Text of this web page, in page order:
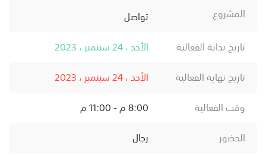
المشروع
تواصل
تاريخ بداية الفعالية
الأحد ، 24 سبتمبر ، 2023
تاريخ نهاية الفعالية
الأحد ، 24 سبتمبر ، 2023
وقت الفعالية
8:00 م - 11:00 م
الحضور
رجال